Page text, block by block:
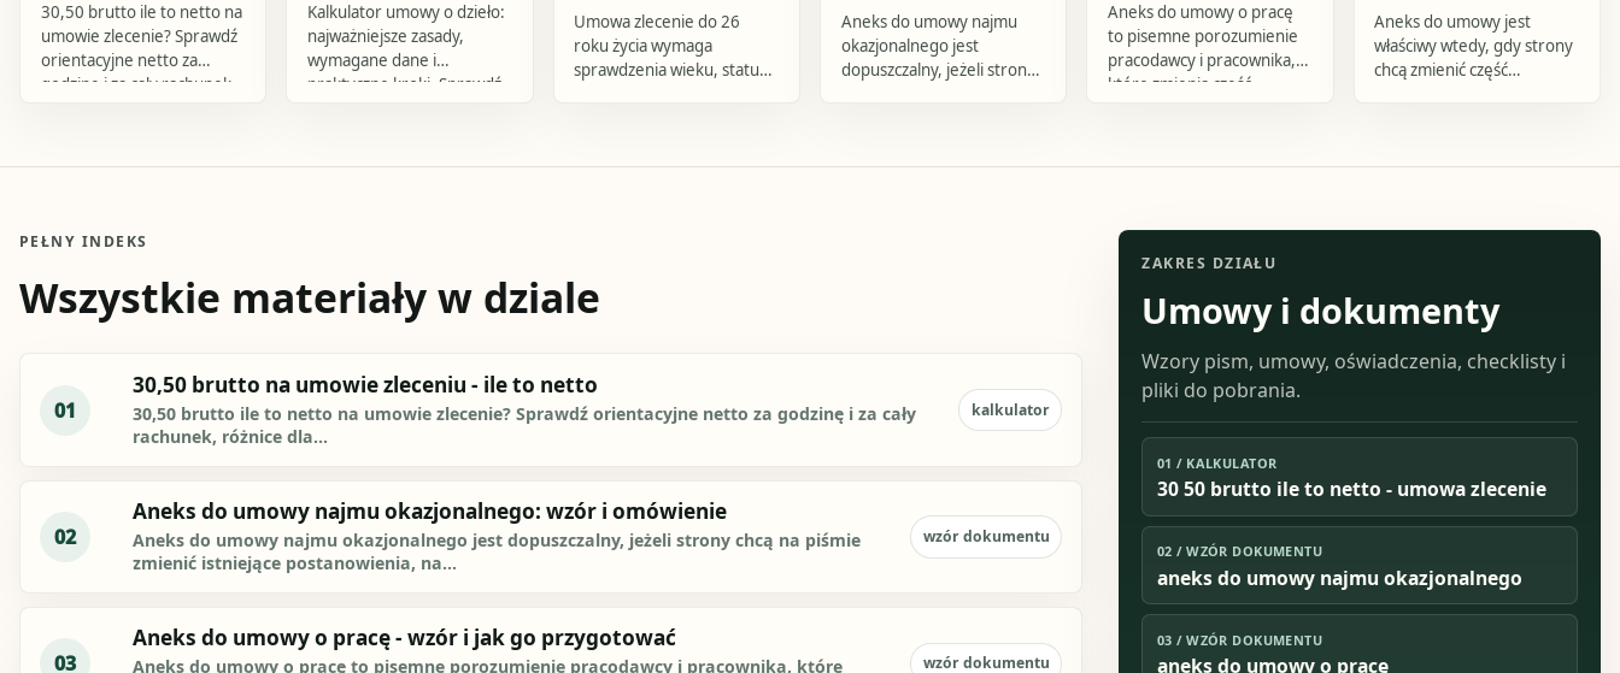
30,50 brutto ile to netto na
umowie zlecenie? Sprawdź
orientacyjne netto za
godzinę i za cały rachunek,
Kalkulator umowy o dzieło:
najważniejsze zasady,
wymagane dane i
praktyczne kroki. Sprawdź,
Umowa zlecenie do 26
roku życia wymaga
sprawdzenia wieku, statusu
zasady, kalkulator i wzór
Aneks do umowy najmu
okazjonalnego jest
dopuszczalny, jeżeli strony
umowy.
Aneks do umowy o pracę
to pisemne porozumienie
pracodawcy i pracownika,
które zmienia część
Aneks do umowy jest
właściwy wtedy, gdy strony
chcą zmienić część
całego kontraktu od.
PEŁNY INDEKS
Wszystkie materiały w dziale
01
30,50 brutto na umowie zleceniu - ile to netto
30,50 brutto ile to netto na umowie zlecenie? Sprawdź orientacyjne netto za godzinę i za cały
rachunek, różnice dla...
kalkulator
02
Aneks do umowy najmu okazjonalnego: wzór i omówienie
Aneks do umowy najmu okazjonalnego jest dopuszczalny, jeżeli strony chcą na piśmie
zmienić istniejące postanowienia, na...
wzór dokumentu
03
Aneks do umowy o pracę - wzór i jak go przygotować
Aneks do umowy o pracę to pisemne porozumienie pracodawcy i pracownika, które
wzór dokumentu
ZAKRES DZIAŁU
Umowy i dokumenty
Wzory pism, umowy, oświadczenia, checklisty i
pliki do pobrania.
01 / KALKULATOR
30 50 brutto ile to netto - umowa zlecenie
02 /WZÓR DOKUMENTU
aneks do umowy najmu okazjonalnego
03 /WZÓR DOKUMENTU
aneks do umowy o pracę